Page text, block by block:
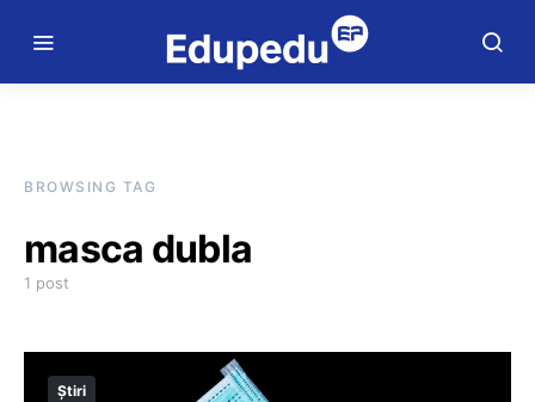
BROWSING TAG
masca dubla
1 post
Știri